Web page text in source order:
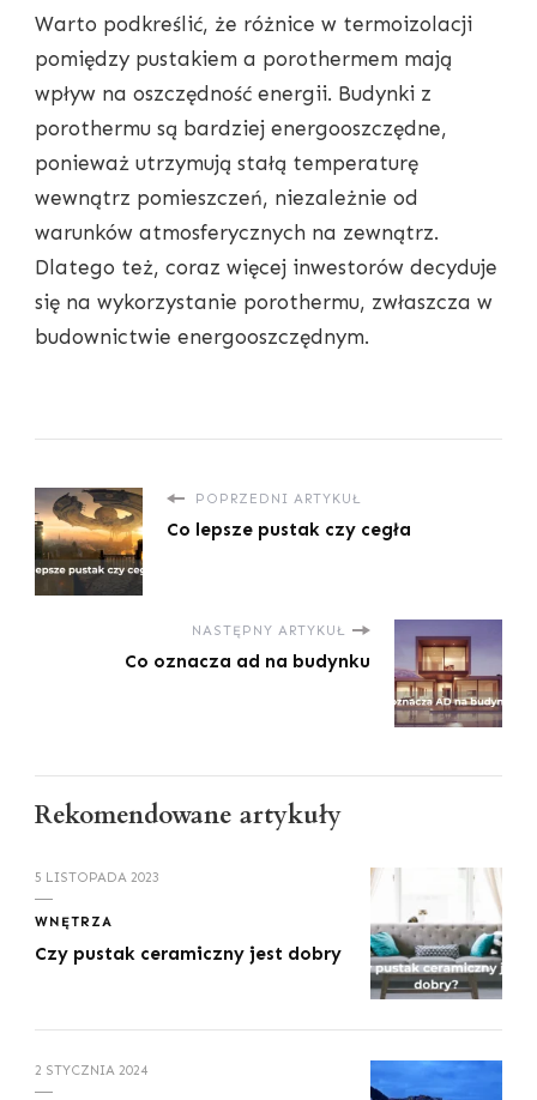
Warto podkreślić, że różnice w termoizolacji
pomiędzy pustakiem a porothermem mają
wpływ na oszczędność energii. Budynki z
porothermu są bardziej energooszczędne,
ponieważ utrzymują stałą temperaturę
wewnątrz pomieszczeń, niezależnie od
warunków atmosferycznych na zewnątrz.
Dlatego też, coraz więcej inwestorów decyduje
się na wykorzystanie porothermu, zwłaszcza w
budownictwie energooszczędnym.
POPRZEDNI ARTYKUŁ
Co lepsze pustak czy cegła
NASTĘPNY ARTYKUŁ
Co oznacza ad na budynku
Rekomendowane artykuły
5 LISTOPADA 2023
WNĘTRZA
Czy pustak ceramiczny jest dobry
2 STYCZNIA 2024